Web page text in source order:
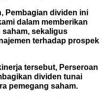
Pembagian dividen ini
dalam memberikan
saham, sekaligus
terhadap prospek
tersebut, Perseroan
dividen tunai
pemegang saham.